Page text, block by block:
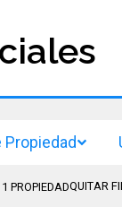
Propiedad
1 PROPIEDADQUITAR